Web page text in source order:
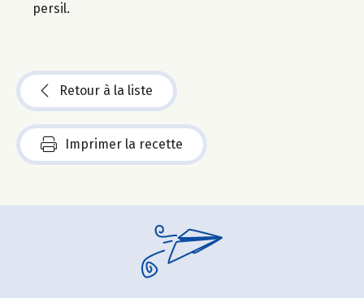
persil.
Retour à la liste
Imprimer la recette